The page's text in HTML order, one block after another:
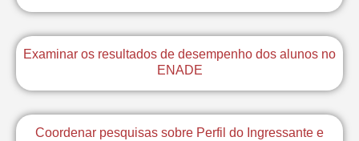
Examinar os resultados de desempenho dos alunos no
ENADE
Coordenar pesquisas sobre Perfil do Ingressante e